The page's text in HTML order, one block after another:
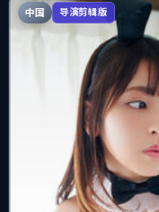
中国 导演剪辑版